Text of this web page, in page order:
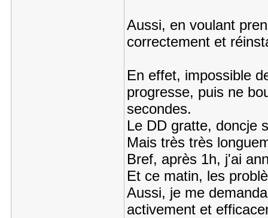
Aussi, en voulant
correctement et
En effet, impossible
progresse, puis ne
secondes.
Le DD gratte, doncje
Mais très très
Bref, après 1h, j'ai
Et ce matin, les
Aussi, je me
activement et